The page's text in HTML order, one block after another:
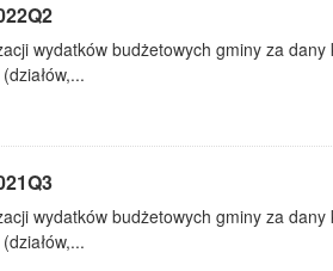
wydatków budżetowych gminy za dany
wydatków budżetowych gminy za dany